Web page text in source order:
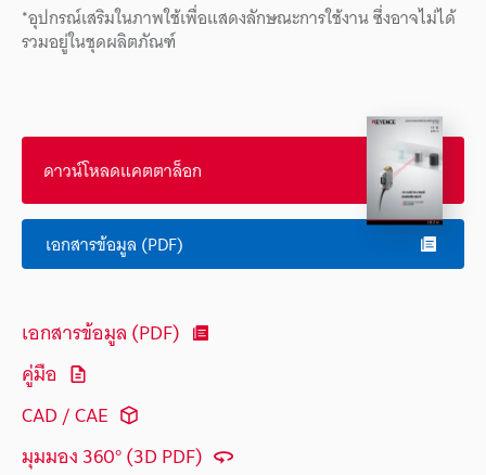
*อุปกรณ์เสริมในภาพใช้เพื่อแสดงลักษณะการใช้งาน ซึ่งอาจไม่ได้
รวมอยู่ในชุดผลิตภัณฑ์
ดาวน์โหลดแคตตาล็อก
เอกสารข้อมูล (PDF)
เอกสารข้อมูล (PDF)
คู่มือ
CAD / CAE
มุมมอง 360° (3D PDF)